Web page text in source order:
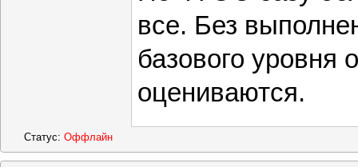
все. Без
базового уровня
оцениваются.
Статус: Оффлайн